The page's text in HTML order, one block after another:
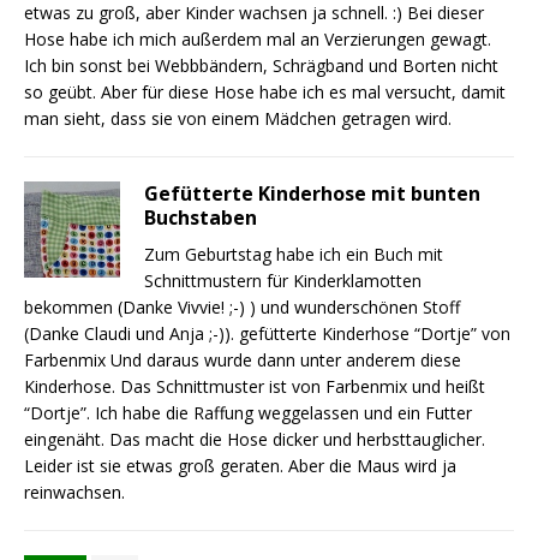
etwas zu groß, aber Kinder wachsen ja schnell. :) Bei dieser
Hose habe ich mich außerdem mal an Verzierungen gewagt.
Ich bin sonst bei Webbbändern, Schrägband und Borten nicht
so geübt. Aber für diese Hose habe ich es mal versucht, damit
man sieht, dass sie von einem Mädchen getragen wird.
Gefütterte Kinderhose mit bunten
Buchstaben
Zum Geburtstag habe ich ein Buch mit
Schnittmustern für Kinderklamotten
bekommen (Danke Vivvie! ;-) ) und wunderschönen Stoff
(Danke Claudi und Anja ;-)). gefütterte Kinderhose “Dortje” von
Farbenmix Und daraus wurde dann unter anderem diese
Kinderhose. Das Schnittmuster ist von Farbenmix und heißt
“Dortje”. Ich habe die Raffung weggelassen und ein Futter
eingenäht. Das macht die Hose dicker und herbsttauglicher.
Leider ist sie etwas groß geraten. Aber die Maus wird ja
reinwachsen.